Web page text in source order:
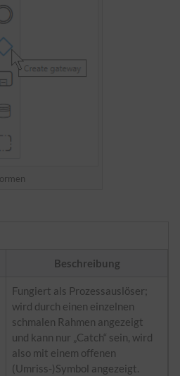
Beschreibung
Fungiert als Prozessauslöser;
wird durch einen einzelnen
schmalen Rahmen angezeigt
und kann nur „Catch“ sein, wird
also mit einem offenen
(Umriss-)Symbol angezeigt.